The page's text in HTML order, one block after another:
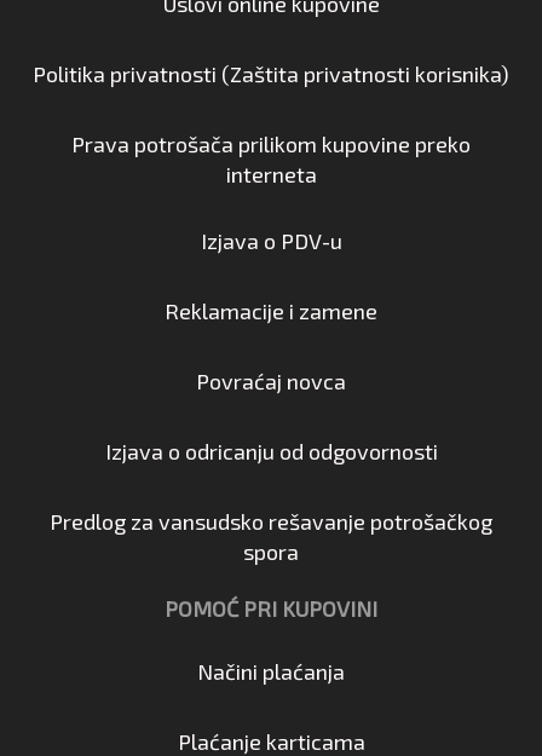
Politika privatnosti (Zaštita privatnosti korisnika)
Prava potrošača prilikom kupovine preko
interneta
Izjava o PDV-u
Reklamacije i zamene
Povraćaj novca
Izjava o odricanju od odgovornosti
Predlog za vansudsko rešavanje potrošačkog
spora
POMOĆ PRI KUPOVINI
Načini plaćanja
Plaćanje karticama